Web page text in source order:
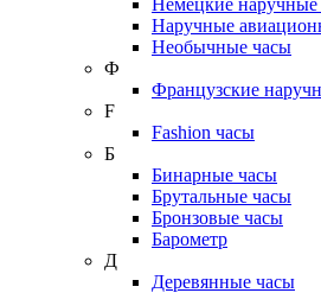
Немецкие наручные
Наручные
Необычные часы
Ф
Французские
F
Fashion часы
Б
Бинарные часы
Брутальные часы
Бронзовые часы
Барометр
Д
Деревянные часы